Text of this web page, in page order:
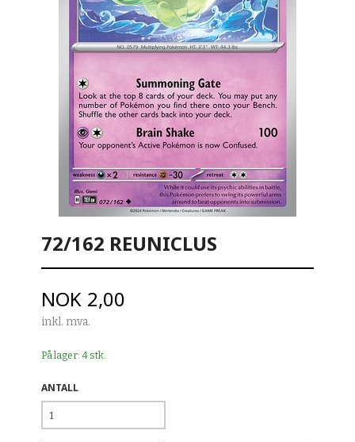
72/162 REUNICLUS
Pris
NOK 2,00
inkl. mva.
På lager: 4 stk.
ANTALL